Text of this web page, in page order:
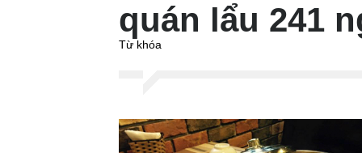
quán lẩu 241
Từ khóa